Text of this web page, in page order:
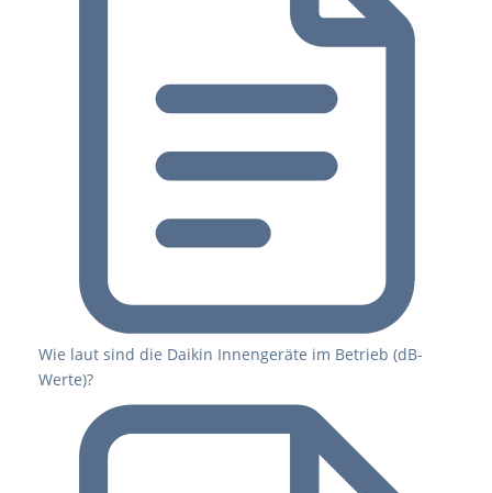
Wie laut sind die Daikin Innengeräte im Betrieb (dB-
Werte)?